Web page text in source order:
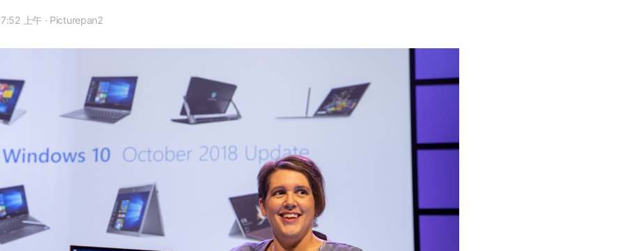
2018 年 9 月 18 日, 7:52 上午 · Picturepan2